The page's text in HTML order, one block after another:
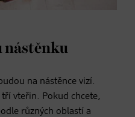
nástěnku
na nástěnce vizí.
vteřin. Pokud chcete,
různých oblastí a